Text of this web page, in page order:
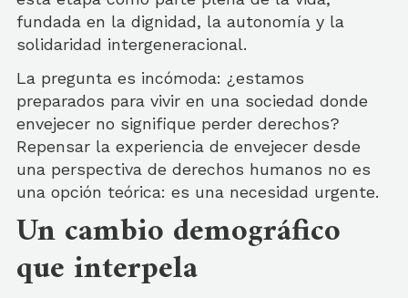
fundada en la dignidad, la autonomía y la
solidaridad intergeneracional.
La pregunta es incómoda: ¿estamos
preparados para vivir en una sociedad donde
envejecer no signifique perder derechos?
Repensar la experiencia de envejecer desde
una perspectiva de derechos humanos no es
una opción teórica: es una necesidad urgente.
Un cambio demográfico
que interpela